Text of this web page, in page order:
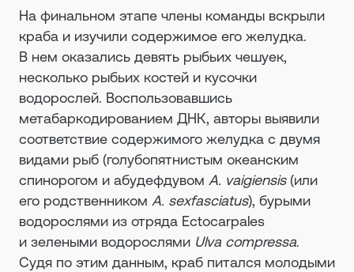
На финальном этапе члены команды вскрыли
краба и изучили содержимое его желудка.
В нем оказались девять рыбьих чешуек,
несколько рыбьих костей и кусочки
водорослей. Воспользовавшись
метабаркодированием ДНК, авторы выявили
соответствие содержимого желудка с двумя
видами рыб (голубопятнистым океанским
спинорогом и абудефдувом A. vaigiensis(или
его родственником A. sexfasciatus), бурыми
водорослями из отряда Ectocarpales
и зелеными водорослями Ulva compressa.
Судя по этим данным, краб питался молодыми